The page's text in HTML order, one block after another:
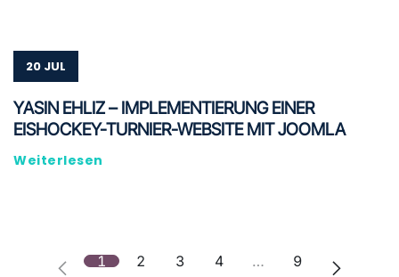
20 JUL
YASIN EHLIZ – IMPLEMENTIERUNG EINER
EISHOCKEY-TURNIER-WEBSITE MIT JOOMLA
Weiterlesen
Vorherige Seite
1 2 3 4 … 9 Nächste